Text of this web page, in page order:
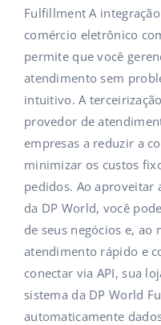
Fulfillment A
comércio eletrônico
permite que você
atendimento sem
intuitivo. A
provedor de
empresas a reduzir a
minimizar os custos
pedidos. Ao aproveitar
da DP World, você
de seus negócios e,
atendimento rápido e
conectar via API, sua
sistema da DP World
automaticamente